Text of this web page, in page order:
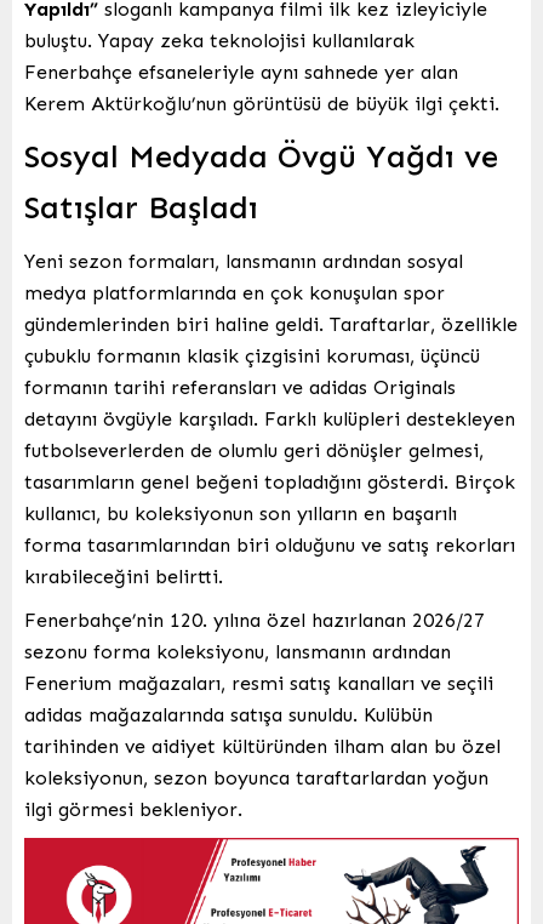
Yapıldı” sloganlı kampanya filmi ilk kez izleyiciyle
buluştu. Yapay zeka teknolojisi kullanılarak
Fenerbahçe efsaneleriyle aynı sahnede yer alan
Kerem Aktürkoğlu’nun görüntüsü de büyük ilgi çekti.
Sosyal Medyada Övgü Yağdı ve
Satışlar Başladı
Yeni sezon formaları, lansmanın ardından sosyal
medya platformlarında en çok konuşulan spor
gündemlerinden biri haline geldi. Taraftarlar, özellikle
çubuklu formanın klasik çizgisini koruması, üçüncü
formanın tarihi referansları ve adidas Originals
detayını övgüyle karşıladı. Farklı kulüpleri destekleyen
futbolseverlerden de olumlu geri dönüşler gelmesi,
tasarımların genel beğeni topladığını gösterdi. Birçok
kullanıcı, bu koleksiyonun son yılların en başarılı
forma tasarımlarından biri olduğunu ve satış rekorları
kırabileceğini belirtti.
Fenerbahçe’nin 120. yılına özel hazırlanan 2026/27
sezonu forma koleksiyonu, lansmanın ardından
Fenerium mağazaları, resmi satış kanalları ve seçili
adidas mağazalarında satışa sunuldu. Kulübün
tarihinden ve aidiyet kültüründen ilham alan bu özel
koleksiyonun, sezon boyunca taraftarlardan yoğun
ilgi görmesi bekleniyor.